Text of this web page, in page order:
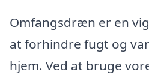
Omfangsdræn er en
at forhindre fugt og
hjem. Ved at bruge